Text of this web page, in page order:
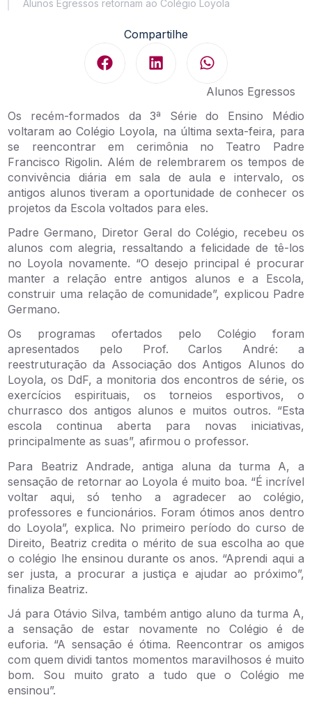
Alunos Egressos retornam ao Colégio Loyola
Compartilhe
Alunos Egressos
Os recém-formados da 3ª Série do Ensino Médio
voltaram ao Colégio Loyola, na última sexta-feira, para
se reencontrar em cerimônia no Teatro Padre
Francisco Rigolin. Além de relembrarem os tempos de
convivência diária em sala de aula e intervalo, os
antigos alunos tiveram a oportunidade de conhecer os
projetos da Escola voltados para eles.
Padre Germano, Diretor Geral do Colégio, recebeu os
alunos com alegria, ressaltando a felicidade de tê-los
no Loyola novamente. “O desejo principal é procurar
manter a relação entre antigos alunos e a Escola,
construir uma relação de comunidade”, explicou Padre
Germano.
Os programas ofertados pelo Colégio foram
apresentados pelo Prof. Carlos André: a
reestruturação da Associação dos Antigos Alunos do
Loyola, os DdF, a monitoria dos encontros de série, os
exercícios espirituais, os torneios esportivos, o
churrasco dos antigos alunos e muitos outros. “Esta
escola continua aberta para novas iniciativas,
principalmente as suas”, afirmou o professor.
Para Beatriz Andrade, antiga aluna da turma A, a
sensação de retornar ao Loyola é muito boa. “É incrível
voltar aqui, só tenho a agradecer ao colégio,
professores e funcionários. Foram ótimos anos dentro
do Loyola”, explica. No primeiro período do curso de
Direito, Beatriz credita o mérito de sua escolha ao que
o colégio lhe ensinou durante os anos. “Aprendi aqui a
ser justa, a procurar a justiça e ajudar ao próximo”,
finaliza Beatriz.
Já para Otávio Silva, também antigo aluno da turma A,
a sensação de estar novamente no Colégio é de
euforia. “A sensação é ótima. Reencontrar os amigos
com quem dividi tantos momentos maravilhosos é muito
bom. Sou muito grato a tudo que o Colégio me
ensinou”.